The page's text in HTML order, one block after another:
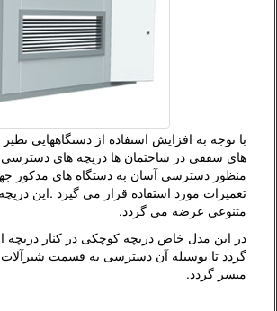
با توجه به افزایش استفاده از دستگاههایی
های سقفی در ساختمان ها دریچه های
منظور دسترسی آسان به دستگاه های مذکور
تعمیرات مورد استفاده قرار می گیرد .این
متنوعی عرضه می گردد.
در این مدل خاص دریچه کوچکی در کنار
گردد تا بوسیله آن دسترسی به قسمت
میسر گردد.